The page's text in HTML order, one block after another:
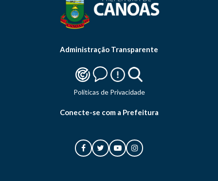
Administração Transparente
Politicas de Privacidade
Conecte-se com a Prefeitura